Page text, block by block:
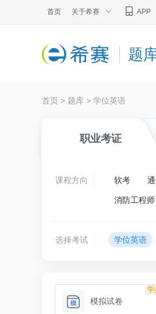
首页 关于希赛 APP
题
首页 > 题库 > 学位英语
职业考证
课程方向 软考
消防工程师
选择考试 学位英语
学
模拟试卷